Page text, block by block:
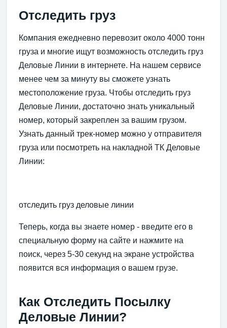
Отследить груз
Компания ежедневно перевозит около 4000 тонн
груза и многие ищут возможность отследить груз
Деловые Линии в интернете. На нашем сервисе
менее чем за минуту вы сможете узнать
местоположение груза. Чтобы отследить груз
Деловые Линии, достаточно знать уникальный
номер, который закреплен за вашим грузом.
Узнать данный трек-номер можно у отправителя
груза или посмотреть на накладной ТК Деловые
Линии:
отследить груз деловые линии
Теперь, когда вы знаете номер - введите его в
специальную форму на сайте и нажмите на
поиск, через 5-30 секунд на экране устройства
появится вся информация о вашем грузе.
Как Отследить Посылку
Деловые Линии?